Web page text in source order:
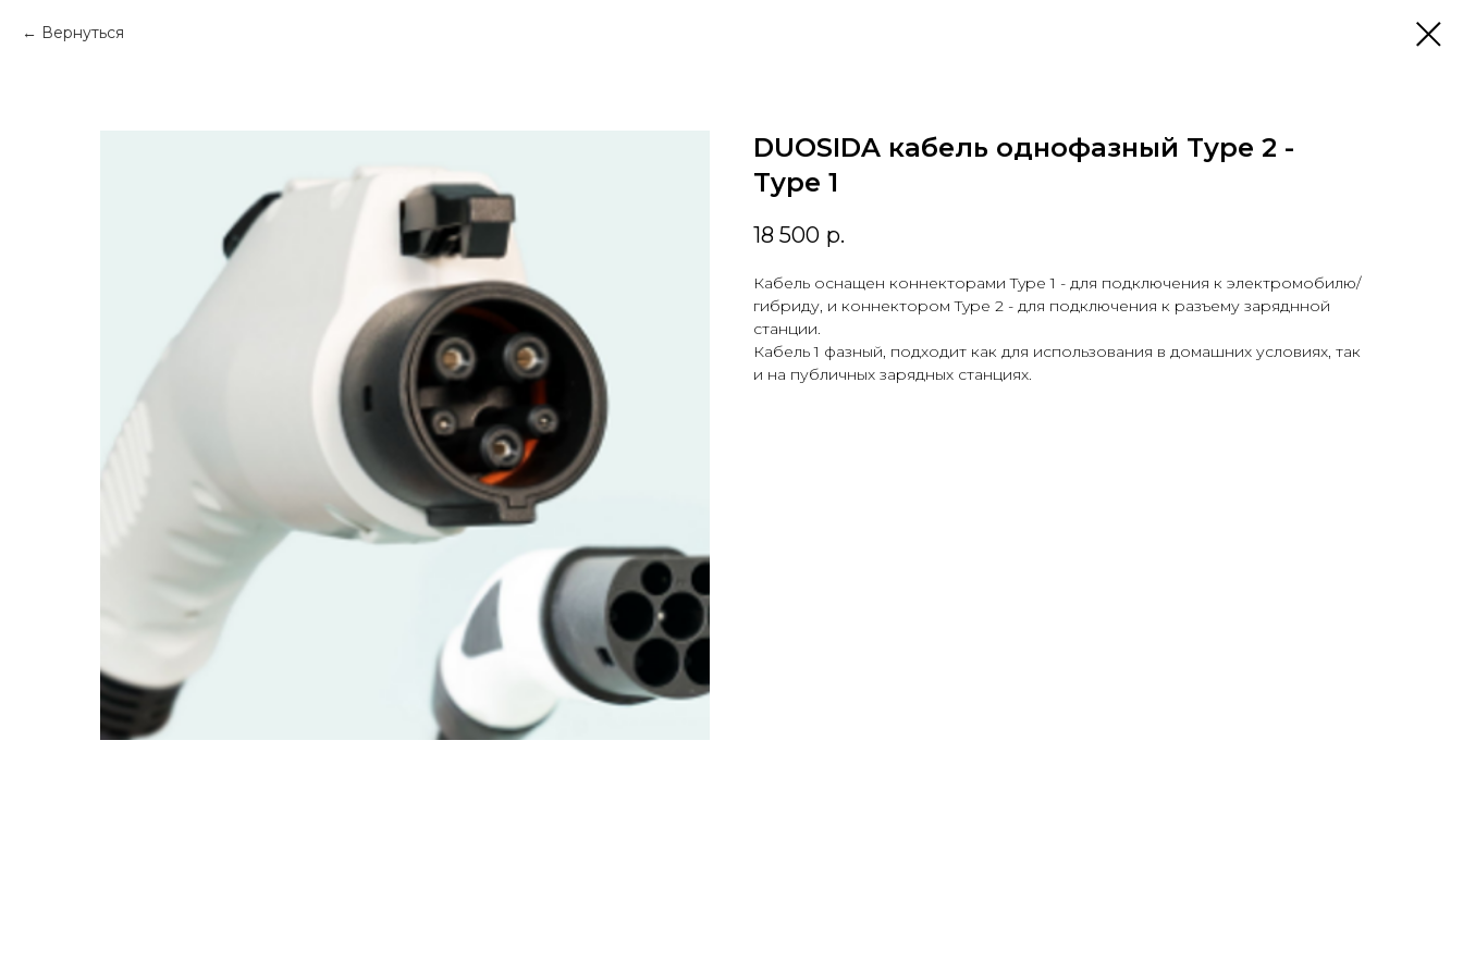
Вернуться
DUOSIDA кабель однофазный Type 2 -
Type 1
18 500 р.
Кабель оснащен коннекторами Type 1 - для подключения к электромобилю/
гибриду, и коннектором Type 2 - для подключения к разъему заряднной
станции.
Кабель 1 фазный, подходит как для использования в домашних условиях, так
и на публичных зарядных станциях.